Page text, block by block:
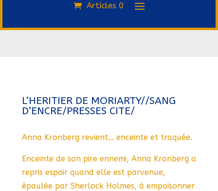
Articles 0
L’HERITIER DE MORIARTY//SANG
D’ENCRE/PRESSES CITE/
Anna Kronberg revient… enceinte et traquée.
Enceinte de son pire ennemi, Anna Kronberg a
repris espoir quand elle est parvenue,
épaulée par Sherlock Holmes, à empoisonner